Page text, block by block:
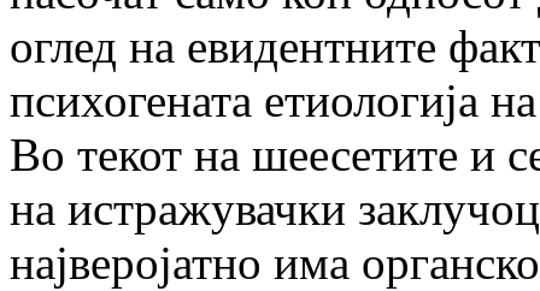
оглед на евидентните
психогената етиологија
Во текот на шеесетите и
на истражувачки
најверојатно има